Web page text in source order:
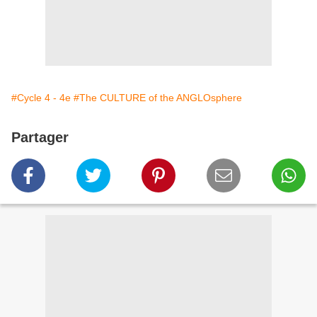
#Cycle 4 - 4e #The CULTURE of the ANGLOsphere
Partager